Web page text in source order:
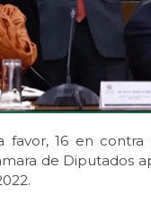
favor, 16 en
de Diputados